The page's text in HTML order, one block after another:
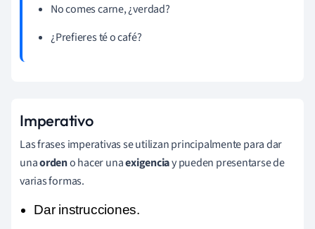
No comes carne, ¿verdad?
¿Prefieres té o café?
Imperativo
Las frases imperativas se utilizan principalmente para dar
unaordeno hacer unaexigenciay pueden presentarse de
varias formas.
Dar instrucciones.